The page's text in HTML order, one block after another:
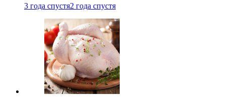
3 года спустя2 года спустя